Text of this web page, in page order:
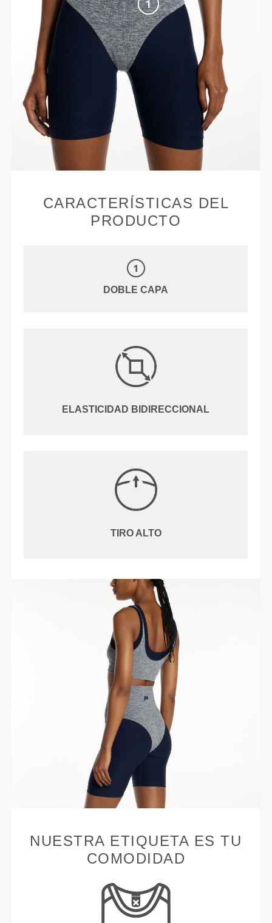
CARACTERÍSTICAS DEL
PRODUCTO
DOBLE CAPA
ELASTICIDAD BIDIRECCIONAL
TIRO ALTO
NUESTRA ETIQUETA ES TU
COMODIDAD